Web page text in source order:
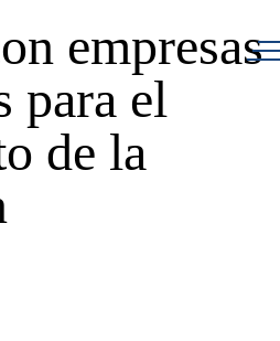
empresas
para el
de la